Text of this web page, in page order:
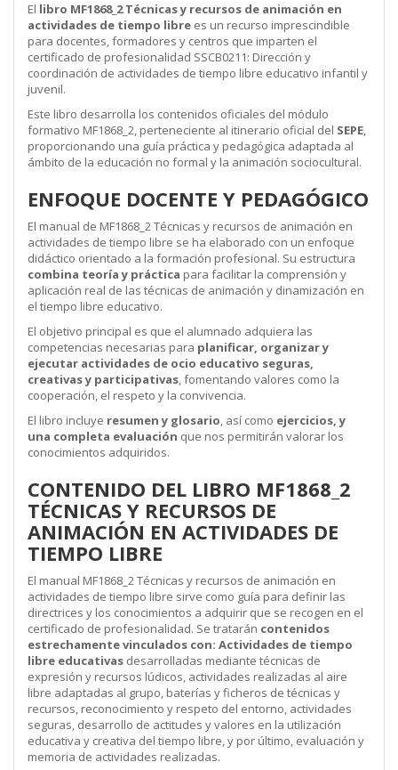
El libro MF1868_2 Técnicas y recursos de animación en
actividades de tiempo libre es un recurso imprescindible
para docentes, formadores y centros que imparten el
certificado de profesionalidad SSCB0211: Dirección y
coordinación de actividades de tiempo libre educativo infantil y
juvenil.
Este libro desarrolla los contenidos oficiales del módulo
formativo MF1868_2, perteneciente al itinerario oficial del SEPE,
proporcionando una guía práctica y pedagógica adaptada al
ámbito de la educación no formal y la animación sociocultural.
ENFOQUE DOCENTE Y PEDAGÓGICO
El manual de MF1868_2 Técnicas y recursos de animación en
actividades de tiempo libre se ha elaborado con un enfoque
didáctico orientado a la formación profesional. Su estructura
combina teoría y práctica para facilitar la comprensión y
aplicación real de las técnicas de animación y dinamización en
el tiempo libre educativo.
El objetivo principal es que el alumnado adquiera las
competencias necesarias para planificar, organizar y
ejecutar actividades de ocio educativo seguras,
creativas y participativas, fomentando valores como la
cooperación, el respeto y la convivencia.
El libro incluye resumen y glosario, así como ejercicios, y
una completa evaluación que nos permitirán valorar los
conocimientos adquiridos.
CONTENIDO DEL LIBRO MF1868_2
TÉCNICAS Y RECURSOS DE
ANIMACIÓN EN ACTIVIDADES DE
TIEMPO LIBRE
El manual MF1868_2 Técnicas y recursos de animación en
actividades de tiempo libre sirve como guía para definir las
directrices y los conocimientos a adquirir que se recogen en el
certificado de profesionalidad. Se tratarán contenidos
estrechamente vinculados con: Actividades de tiempo
libre educativas desarrolladas mediante técnicas de
expresión y recursos lúdicos, actividades realizadas al aire
libre adaptadas al grupo, baterías y ficheros de técnicas y
recursos, reconocimiento y respeto del entorno, actividades
seguras, desarrollo de actitudes y valores en la utilización
educativa y creativa del tiempo libre, y por último, evaluación y
memoria de actividades realizadas.